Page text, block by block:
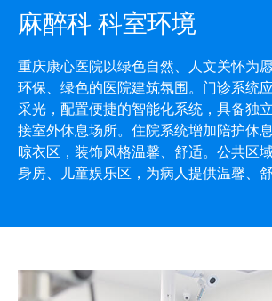
麻醉科 科室环境
重庆康心医院以绿色自然、人文关怀为
环保、绿色的医院建筑氛围。门诊系统
采光，配置便捷的智能化系统，具备独
接室外休息场所。住院系统增加陪护休
晾衣区，装饰风格温馨、舒适。公共区
身房、儿童娱乐区，为病人提供温馨、